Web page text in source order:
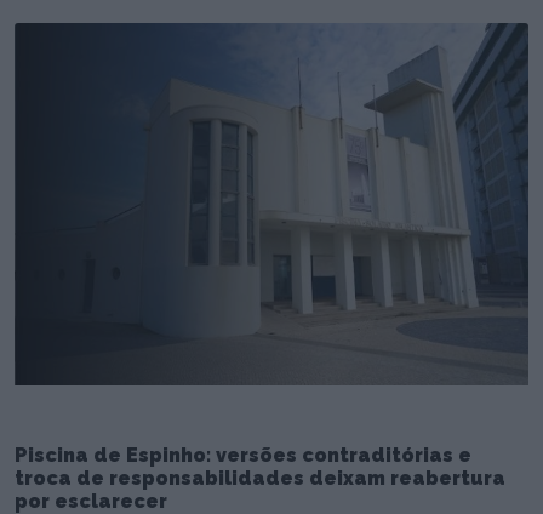
Piscina de Espinho: versões contraditórias e
troca de responsabilidades deixam reabertura
por esclarecer